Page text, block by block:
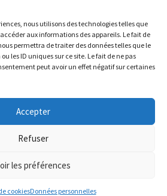
nous utilisons des technologies telles que
aux informations des appareils. Le fait de
permettra de traiter des données telles que le
les ID uniques sur ce site. Le fait de ne pas
peut avoir un effet négatif sur certaines
Accepter
Refuser
les préférences
cookiesDonnées personnelles
police propositions
prévention
transphobie UE
Union européenne
élections